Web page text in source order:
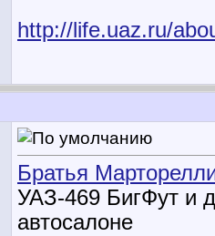
http://life.uaz.ru/
Братья
УАЗ-469 БигФут и
автосалоне